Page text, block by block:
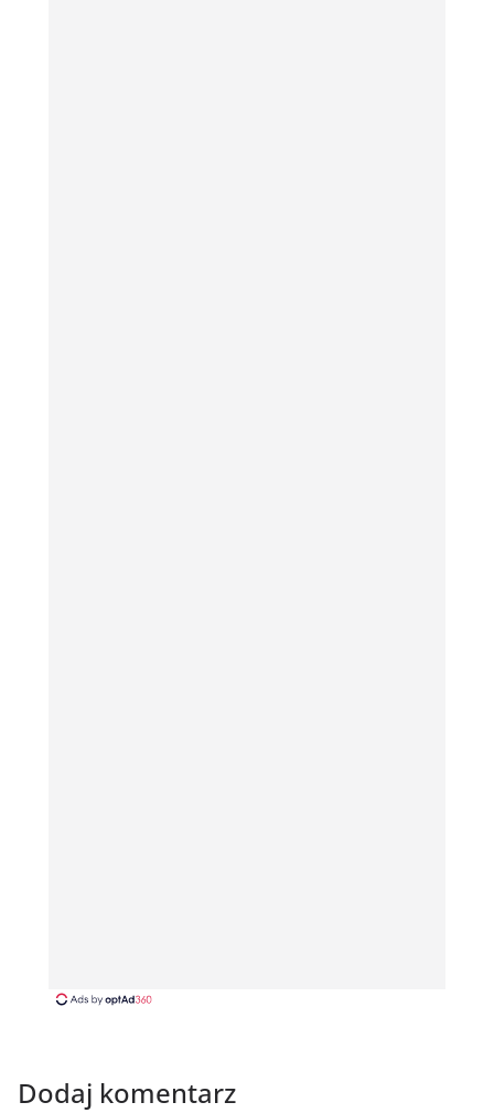
Dodaj komentarz